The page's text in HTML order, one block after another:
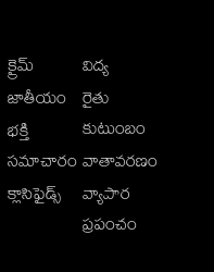
క్రైమ్
జాతీయం
భక్తి
సమాచారం
క్లాసిఫైడ్స్
విద్య
రైతు
కుటుంబం
వాతావరణం
వ్యాపార
ప్రపంచం